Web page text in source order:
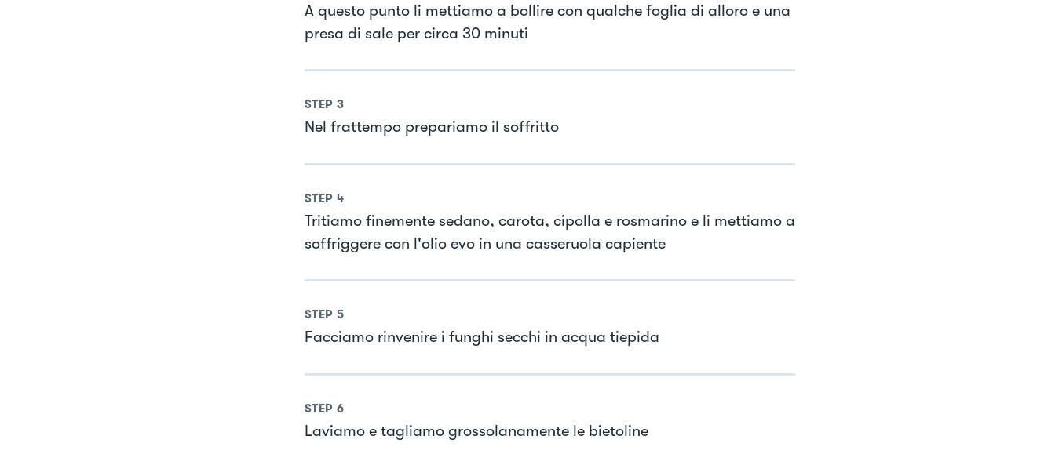
A questo punto li mettiamo a bollire con qualche foglia di alloro e una
presa di sale per circa 30 minuti
STEP 3
Nel frattempo prepariamo il soffritto
STEP 4
Tritiamo finemente sedano, carota, cipolla e rosmarino e li mettiamo a
soffriggere con l'olio evo in una casseruola capiente
STEP 5
Facciamo rinvenire i funghi secchi in acqua tiepida
STEP 6
Laviamo e tagliamo grossolanamente le bietoline